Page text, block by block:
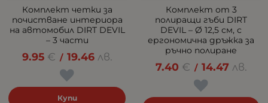
Комплект четки за
почистване интериора
на автомобил DIRT DEVIL
– 3 части
9.95 € / 19.46 лв.
Купи
Комплект от 3
полиращи гъби DIRT
DEVIL – Ø 12,5 см, с
ергономична дръжка за
ръчно полиране
7.40 € / 14.47 лв.